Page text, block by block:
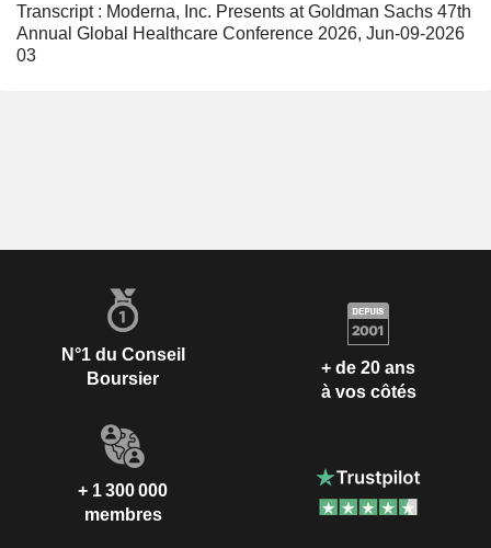
Transcript : Moderna, Inc. Presents at Goldman Sachs 47th
Annual Global Healthcare Conference 2026, Jun-09-2026
03
N°1 du Conseil
Boursier
+ de 20 ans
à vos côtés
+ 1 300 000
membres